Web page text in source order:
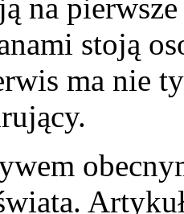
na
stoją
ma nie